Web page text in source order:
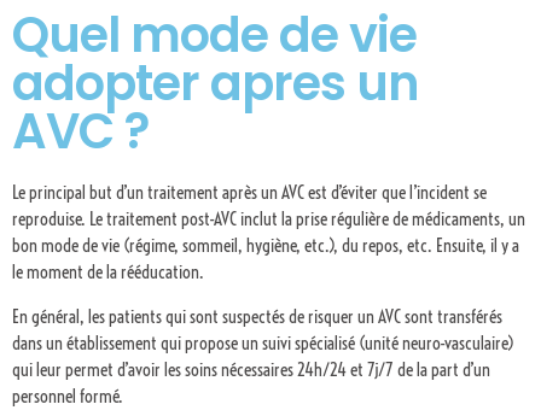
Quel mode de vie
adopter apres un
AVC ?
Le principal but d’un traitement après un AVC est d’éviter que l’incident se
reproduise. Le traitement post-AVC inclut la prise régulière de médicaments, un
bon mode de vie (régime, sommeil, hygiène, etc.), du repos, etc. Ensuite, il y a
le moment de la rééducation.
En général, les patients qui sont suspectés de risquer un AVC sont transférés
dans un établissement qui propose un suivi spécialisé (unité neuro-vasculaire)
qui leur permet d’avoir les soins nécessaires 24h/24 et 7j/7 de la part d’un
personnel formé.